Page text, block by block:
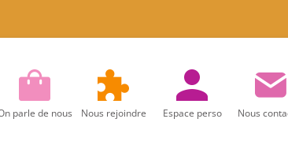
parle de nous Nous rejoindre Espace perso Nous